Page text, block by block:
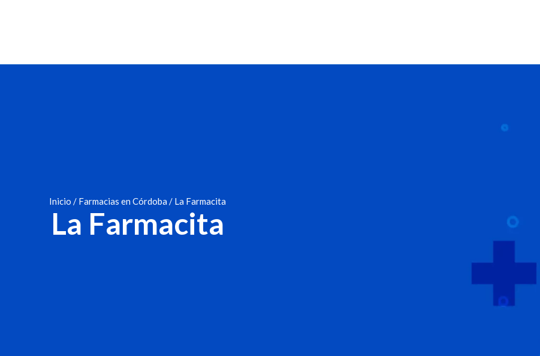
Inicio / Farmacias en Córdoba / La Farmacita
La Farmacita